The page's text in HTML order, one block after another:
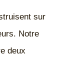
sur
Notre
deux